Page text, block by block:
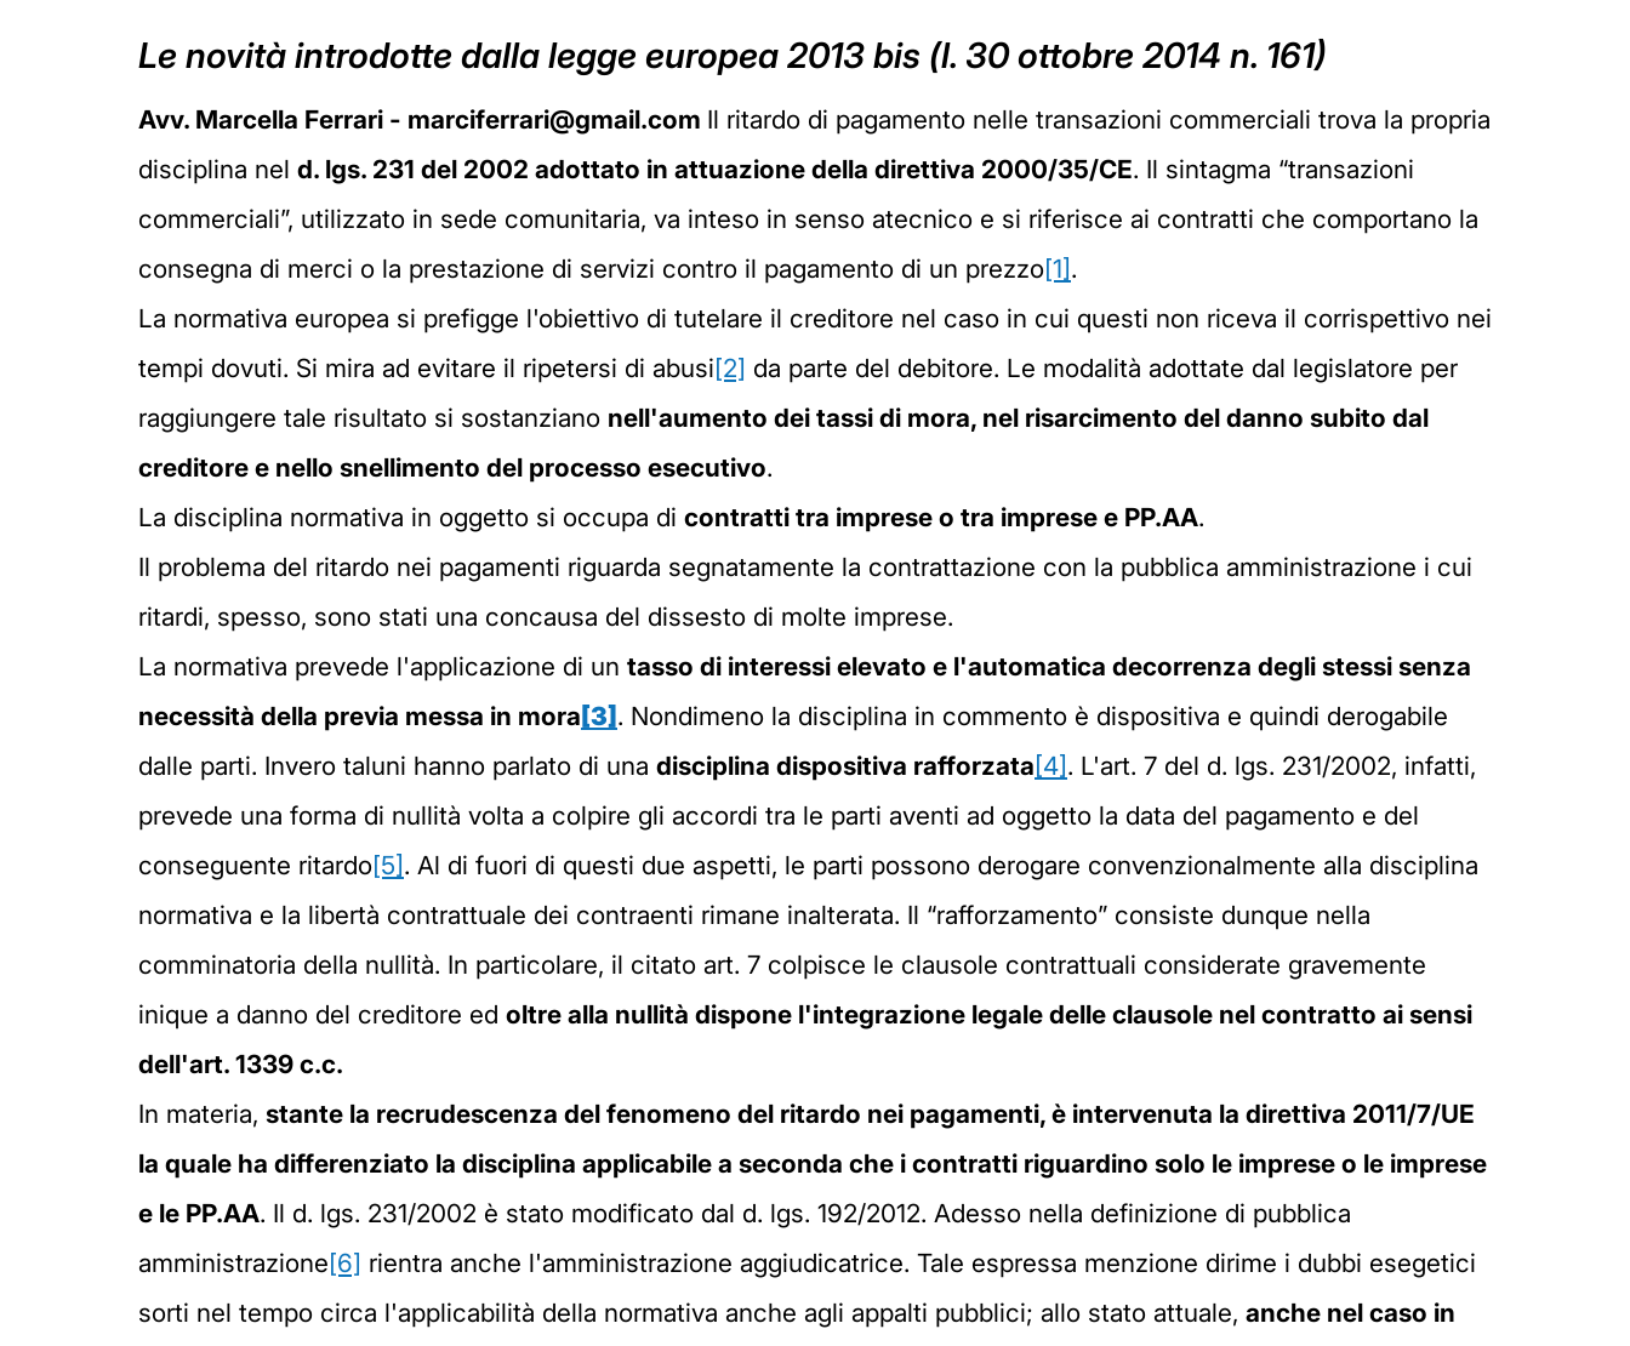
Le novità introdotte dalla legge europea 2013 bis (l. 30 ottobre 2014 n. 161)
Avv. Marcella Ferrari - marciferrari@gmail.com Il ritardo di pagamento nelle transazioni commerciali trova la propria
disciplina nel d. lgs. 231 del 2002 adottato in attuazione della direttiva 2000/35/CE. Il sintagma “transazioni
commerciali”, utilizzato in sede comunitaria, va inteso in senso atecnico e si riferisce ai contratti che comportano la
consegna di merci o la prestazione di servizi contro il pagamento di un prezzo[1].
La normativa europea si prefigge l'obiettivo di tutelare il creditore nel caso in cui questi non riceva il corrispettivo nei
tempi dovuti. Si mira ad evitare il ripetersi di abusi[2] da parte del debitore. Le modalità adottate dal legislatore per
raggiungere tale risultato si sostanziano nell'aumento dei tassi di mora, nel risarcimento del danno subito dal
creditore e nello snellimento del processo esecutivo.
La disciplina normativa in oggetto si occupa di contratti tra imprese o tra imprese e PP.AA.
Il problema del ritardo nei pagamenti riguarda segnatamente la contrattazione con la pubblica amministrazione i cui
ritardi, spesso, sono stati una concausa del dissesto di molte imprese.
La normativa prevede l'applicazione di un tasso di interessi elevato e l'automatica decorrenza degli stessi senza
necessità della previa messa in mora [3] . Nondimeno la disciplina in commento è dispositiva e quindi derogabile
dalle parti. Invero taluni hanno parlato di una disciplina dispositiva rafforzata[4]. L'art. 7 del d. lgs. 231/2002, infatti,
prevede una forma di nullità volta a colpire gli accordi tra le parti aventi ad oggetto la data del pagamento e del
conseguente ritardo[5]. Al di fuori di questi due aspetti, le parti possono derogare convenzionalmente alla disciplina
normativa e la libertà contrattuale dei contraenti rimane inalterata. Il “rafforzamento” consiste dunque nella
comminatoria della nullità. In particolare, il citato art. 7 colpisce le clausole contrattuali considerate gravemente
inique a danno del creditore ed oltre alla nullità dispone l'integrazione legale delle clausole nel contratto ai sensi
dell'art. 1339 c.c.
In materia, stante la recrudescenza del fenomeno del ritardo nei pagamenti, è intervenuta la direttiva 2011/7/UE
la quale ha differenziato la disciplina applicabile a seconda che i contratti riguardino solo le imprese o le imprese
e le PP.AA. Il d. lgs. 231/2002 è stato modificato dal d. lgs. 192/2012. Adesso nella definizione di pubblica
amministrazione[6] rientra anche l'amministrazione aggiudicatrice. Tale espressa menzione dirime i dubbi esegetici
sorti nel tempo circa l'applicabilità della normativa anche agli appalti pubblici; allo stato attuale, anche nel caso in